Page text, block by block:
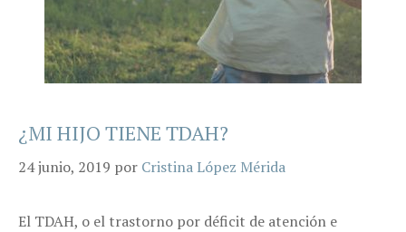
¿MI HIJO TIENE TDAH?
24 junio, 2019 por Cristina López Mérida
El TDAH, o el trastorno por déficit de atención e